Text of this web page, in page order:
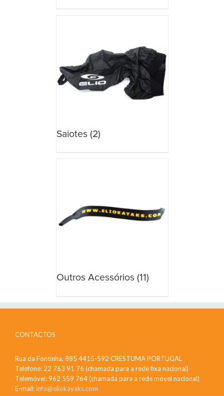
Saiotes (2)
Outros Acessórios (11)
CONTACTOS
Rua da Fontinha, 885 4415-592 CRESTUMA PORTUGAL
Telefone: 22 763 91 76 (chamada para a rede fixa nacional)
Telemóvel: 962 559 764 (chamada para a rede móvel nacional)
E-mail:info@eliokayaks.com